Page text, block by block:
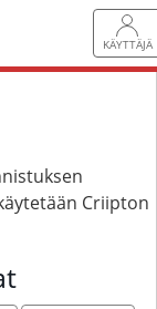
KÄYTTÄJÄ
Criipton